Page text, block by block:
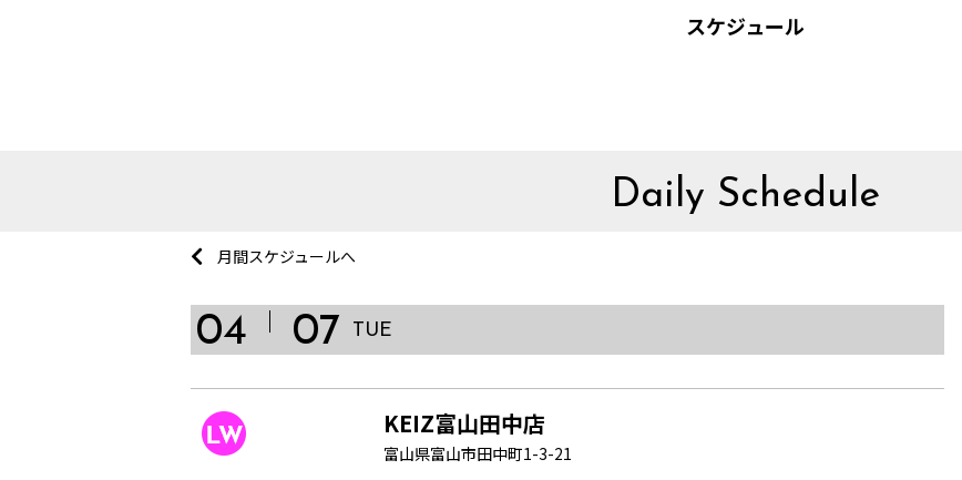
スケジュール
Daily Schedule
月間スケジュールへ
04 07 TUE
KEIZ富山田中店
富山県富山市田中町1-3-21